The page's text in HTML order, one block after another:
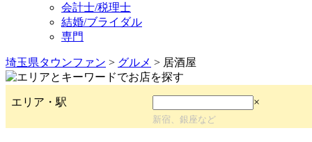
会計士/税理士
結婚/ブライダル
専門
埼玉県タウンファン > グルメ > 居酒屋
エリア・駅 ×
新宿、銀座など